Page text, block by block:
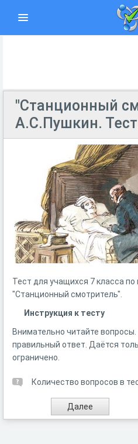
"Станционный
А.С.Пушкин.
Тест для учащихся 7 класса
"Станционный смотритель".
Инструкция к тесту
Внимательно читайте
правильный ответ. Даётся
ограничено.
Количество вопросов в